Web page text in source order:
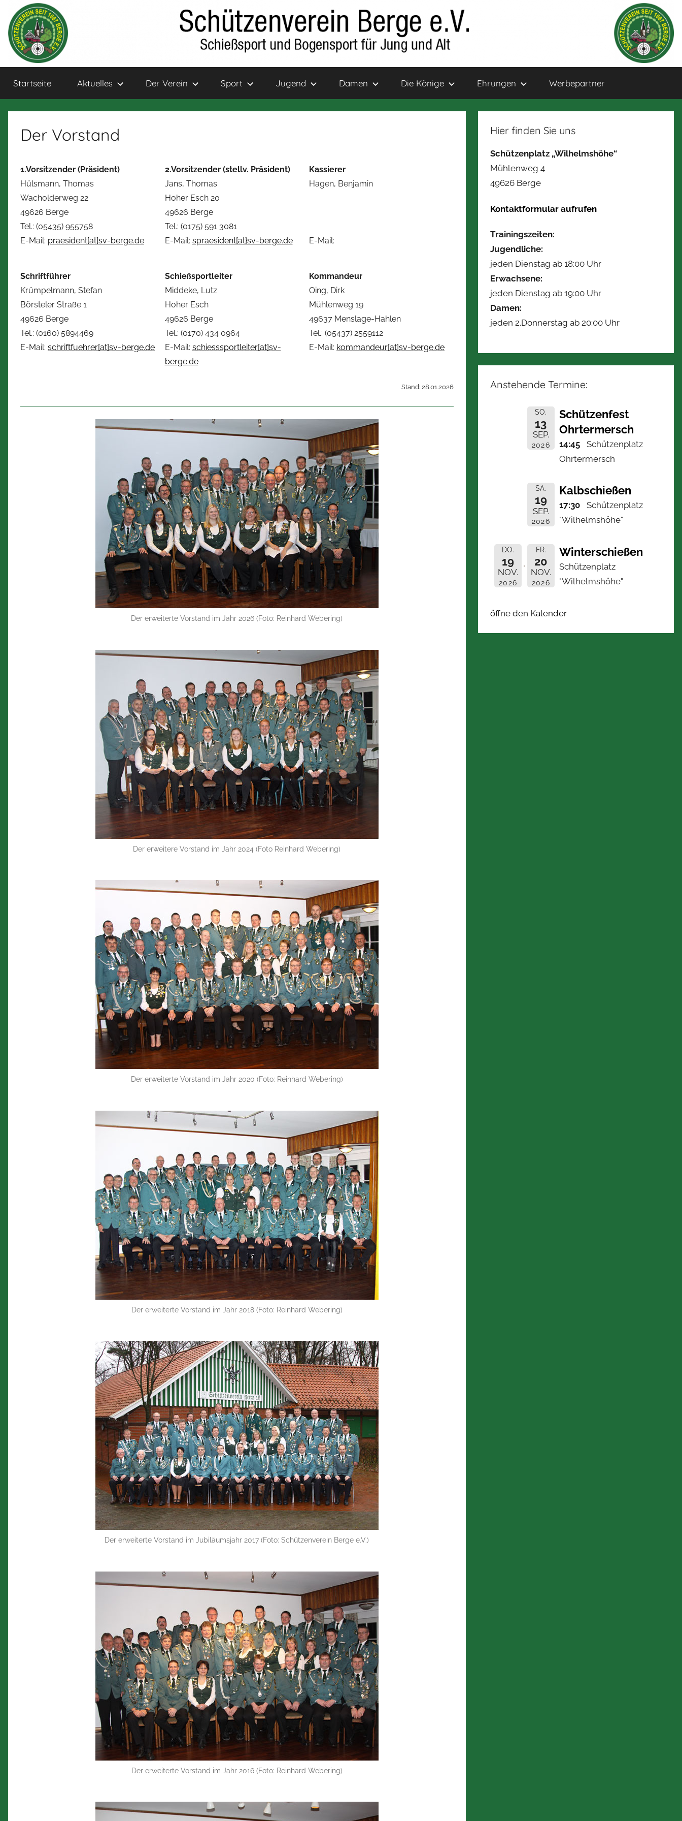
Inhalt
springen
Schützenverein
Berge
und
Bogensport
für
Startseite Aktuelles Der Verein Sport Jugend Damen Die Könige Ehrungen Werbepartner
Der Vorstand
1.Vorsitzender (Präsident)
Hülsmann, Thomas
Wacholderweg 22
49626 Berge
Tel.: (05435) 955758
E-Mail: praesident[at]sv-berge.de
2.Vorsitzender (stellv. Präsident)
Jans, Thomas
Hoher Esch 20
49626 Berge
Tel.: (0175) 591 3081
E-Mail: spraesident[at}sv-berge.de
Kassierer
Hagen, Benjamin
E-Mail:
Schriftführer
Krümpelmann, Stefan
Börsteler Straße 1
49626 Berge
Tel.: (0160) 5894469
E-Mail: schriftfuehrer[at]sv-berge.de
Schießsportleiter
Middeke, Lutz
Hoher Esch
49626 Berge
Tel.: (0170) 434 0964
E-Mail: schiesssportleiter[at]sv-
berge.de
Kommandeur
Oing, Dirk
Mühlenweg 19
49637 Menslage-Hahlen
Tel.: (05437) 2559112
E-Mail: kommandeur[at]sv-berge.de
Stand: 28.01.2026
Der erweiterte Vorstand im Jahr 2026 (Foto: Reinhard Webering)
Der erweitere Vorstand im Jahr 2024 (Foto Reinhard Webering)
Der erweiterte Vorstand im Jahr 2020 (Foto: Reinhard Webering)
Der erweiterte Vorstand im Jahr 2018 (Foto: Reinhard Webering)
Der erweiterte Vorstand im Jubiläumsjahr 2017 (Foto: Schützenverein Berge e.V.)
Der erweiterte Vorstand im Jahr 2016 (Foto: Reinhard Webering)
Hier finden Sie uns
Schützenplatz „Wilhelmshöhe“
Mühlenweg 4
49626 Berge
Kontaktformular aufrufen
Trainingszeiten:
Jugendliche:
jeden Dienstag ab 18:00 Uhr
Erwachsene:
jeden Dienstag ab 19:00 Uhr
Damen:
jeden 2.Donnerstag ab 20:00 Uhr
Anstehende Termine:
SO.
13
SEP.
2026
Schützenfest
Ohrtermersch
14:45
Schützenplatz
Ohrtermersch
SA.
19
SEP.
2026
Kalbschießen
17:30
Schützenplatz
"Wilhelmshöhe"
DO.
19
NOV.
2026
FR.
20
NOV.
2026
Winterschießen
Schützenplatz
"Wilhelmshöhe"
öffne den Kalender